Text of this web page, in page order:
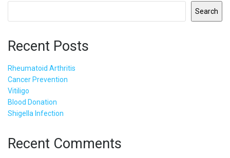
Search
Recent Posts
Rheumatoid Arthritis
Cancer Prevention
Vitiligo
Blood Donation
Shigella Infection
Recent Comments